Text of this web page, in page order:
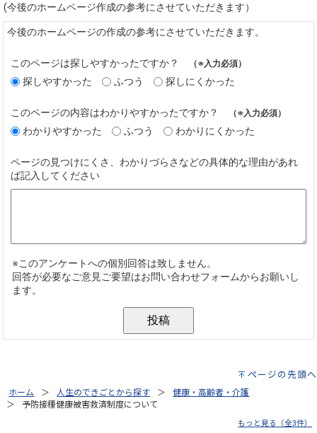
ページの先頭へ
ホーム 人生のできごとから探す
健康・高齢者・介護
予防接種健康被害救済制度について
もっと見る（全3件）